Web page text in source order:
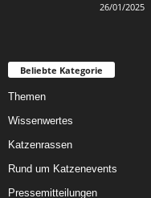
26/01/2025
Beliebte Kategorie
Themen
Wissenwertes
Katzenrassen
Rund um Katzenevents
Pressemitteilungen